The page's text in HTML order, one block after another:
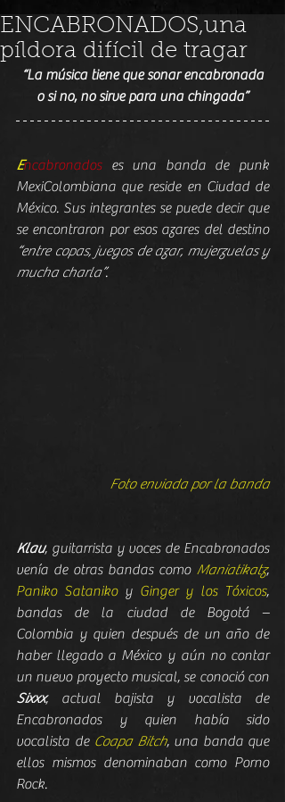
ENCABRONADOS,una
píldora difícil de tragar
“La música tiene que sonar encabronada
o si no, no sirve para una chingada”
Encabronados es una banda de punk
MexiColombiana que reside en Ciudad de
México. Sus integrantes se puede decir que
se encontraron por esos azares del destino
“entre copas, juegos de azar, mujerzuelas y
mucha charla”.
Foto enviada por la banda
Klau, guitarrista y voces de Encabronados
venía de otras bandas como Maniatikatz
Paniko Sataniko y Ginger y los Tóxicos,
bandas de la ciudad de Bogotá –
Colombia y quien después de un año de
haber llegado a México y aún no contar
Sixxx, actual bajista y vocalista de
Encabronados y quien había sido
vocalista de Coapa Bitch, una banda que
ellos mismos denominaban como Porno
Rock.